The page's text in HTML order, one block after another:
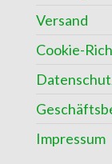
Versand
Cookie-
Impressum